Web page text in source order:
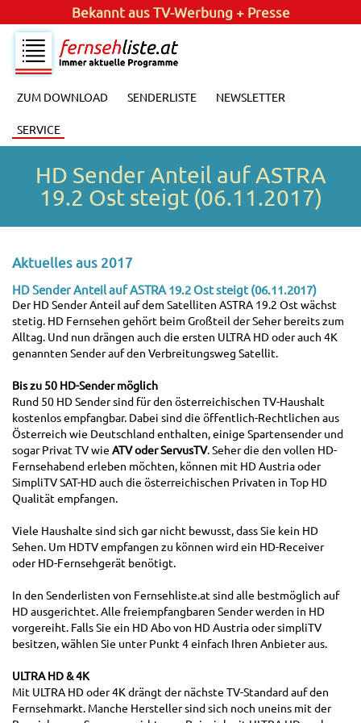
Bekannt ausTV-Werbung + Presse
ZUM DOWNLOAD SENDERLISTE NEWSLETTER
SERVICE
HD Sender Anteil auf ASTRA
19.2 Ost steigt (06.11.2017)
Aktuelles aus 2017
HD Sender Anteil auf ASTRA 19.2 Ost steigt (06.11.2017)
Der HD Sender Anteil auf dem Satelliten ASTRA 19.2 Ost wächst
stetig. HD Fernsehen gehört beim Großteil der Seher bereits zum
Alltag. Und nun drängen auch die ersten ULTRA HD oder auch 4K
genannten Sender auf den Verbreitungsweg Satellit.
Bis zu 50 HD-Sender möglich
Rund 50 HD Sender sind für den österreichischen TV-Haushalt
kostenlos empfangbar. Dabei sind die öffentlich-Rechtlichen aus
Österreich wie Deutschland enthalten, einige Spartensender und
sogar Privat TV wie ATV oder ServusTV. Seher die den vollen HD-
Fernsehabend erleben möchten, können mit HD Austria oder
SimpliTV SAT-HD auch die österreichischen Privaten in Top HD
Qualität empfangen.
Viele Haushalte sind sich gar nicht bewusst, dass Sie kein HD
Sehen. Um HDTV empfangen zu können wird ein HD-Receiver
oder HD-Fernsehgerät benötigt.
In den Senderlisten von Fernsehliste.at sind alle bestmöglich auf
HD ausgerichtet. Alle freiempfangbaren Sender werden in HD
vorgereiht. Falls Sie ein HD Abo von HD Austria oder simpliTV
besitzen, wählen Sie unter Punkt 4 einfach Ihren Anbieter aus.
ULTRA HD & 4K
Mit ULTRA HD oder 4K drängt der nächste TV-Standard auf den
Fernsehmarkt. Manche Hersteller sind sich noch uneins mit der